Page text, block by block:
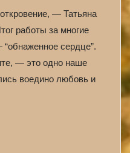
— Татьяна
работы за многие
сердце”.
— это одно наше
воедино любовь и